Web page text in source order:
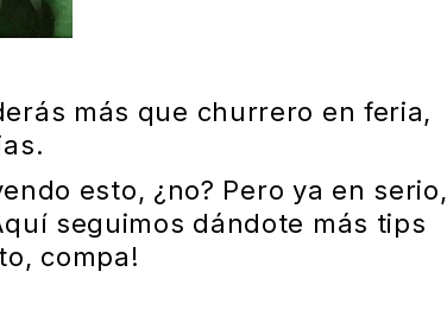
más que churrero en feria,
esto, ¿no? Pero ya en serio,
seguimos dándote más tips
compa!